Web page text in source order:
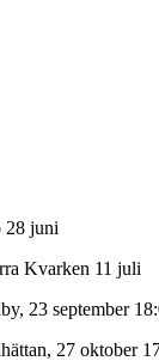
28 juni
Kvarken 11 juli
23 september
27 oktober